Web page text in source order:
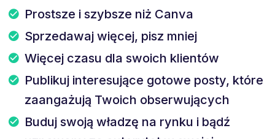
Prostsze i szybsze niż Canva
Sprzedawaj więcej, pisz mniej
Więcej czasu dla swoich klientów
Publikuj interesujące gotowe posty, które
zaangażują Twoich obserwujących
Buduj swoją władzę na rynku i bądź